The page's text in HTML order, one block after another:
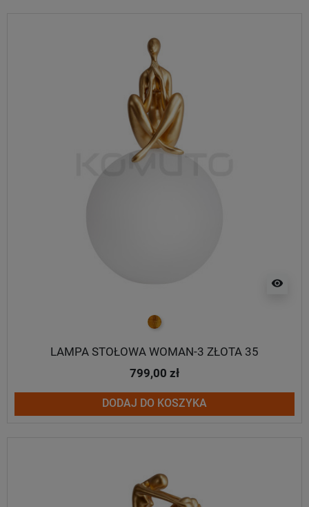
visibility
złoty
LAMPA STOŁOWA WOMAN-3 ZŁOTA 35
799,00 zł
DODAJ DO KOSZYKA